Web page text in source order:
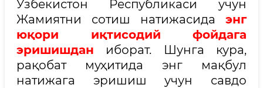
Ўзбекистон Республикаси учун
Жамиятни сотиш натижасида энг
юқори иқтисодий фойдага
эришишдан иборат. Шунга кура,
рақобат муҳитида энг мақбул
натижага эришиш учун савдо